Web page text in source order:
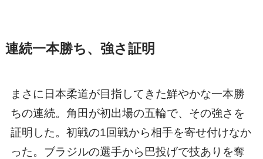
連続一本勝ち、強さ証明
まさに日本柔道が目指してきた鮮やかな一本勝
ちの連続。角田が初出場の五輪で、その強さを
証明した。初戦の1回戦から相手を寄せ付けなか
った。ブラジルの選手から巴投げで技ありを奪